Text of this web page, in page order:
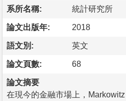
系所名稱: 統計研究所
論文出版年: 2018
語文別: 英文
論文頁數: 68
論文摘要
在現今的金融市場上，